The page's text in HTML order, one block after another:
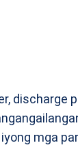
discharge
mga